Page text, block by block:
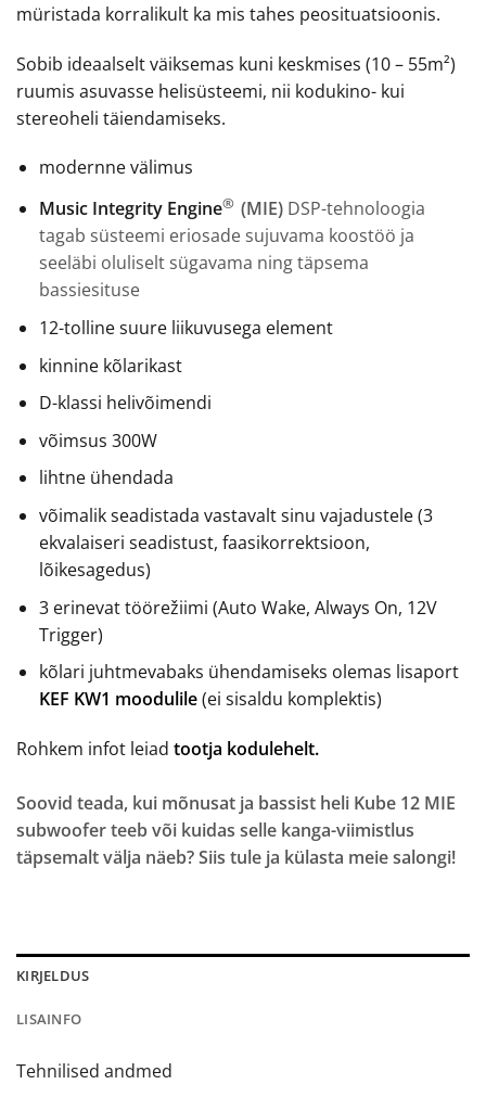
müristada korralikult ka mis tahes peosituatsioonis.
Sobib ideaalselt väiksemas kuni keskmises (10 – 55m²)
ruumis asuvasse helisüsteemi, nii kodukino- kui
stereoheli täiendamiseks.
modernne välimus
Music Integrity Engine® (MIE)DSP-tehnoloogia
tagab süsteemi eriosade sujuvama koostöö ja
seeläbi oluliselt sügavama ning täpsema
bassiesituse
12-tolline suure liikuvusega element
kinnine kõlarikast
D-klassi helivõimendi
võimsus 300W
lihtne ühendada
võimalik seadistada vastavalt sinu vajadustele (3
ekvalaiseri seadistust, faasikorrektsioon,
lõikesagedus)
3 erinevat töörežiimi (Auto Wake, Always On, 12V
Trigger)
kõlari juhtmevabaks ühendamiseks olemas lisaport
KEF KW1 moodulile(ei sisaldu komplektis)
Rohkem infot leiad tootja kodulehelt.
Soovid teada, kui mõnusat ja bassist heli Kube 12 MIE
subwoofer teeb või kuidas selle kanga-viimistlus
täpsemalt välja näeb? Siis tule ja külasta meie salongi!
KIRJELDUS
LISAINFO
Tehnilised andmed